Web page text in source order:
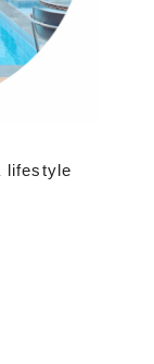
lifestyle